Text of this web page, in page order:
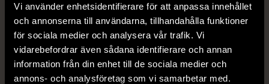
Vi använder enhetsidentifierare för att anpassa innehållet
och annonserna till användarna, tillhandahålla funktioner
för sociala medier och analysera vår trafik. Vi
vidarebefordrar även sådana identifierare och annan
information från din enhet till de sociala medier och
annons- och analysföretag som vi samarbetar med.
Fri frakt på alla köp över 990 kr.
14 dagars ångerrät.